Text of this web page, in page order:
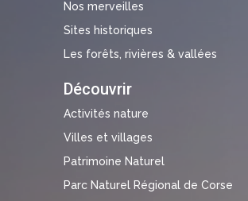
Nos merveilles
Sites historiques
Les forêts, rivières & vallées
Découvrir
Activités nature
Villes et villages
Patrimoine Naturel
Parc Naturel Régional de Corse